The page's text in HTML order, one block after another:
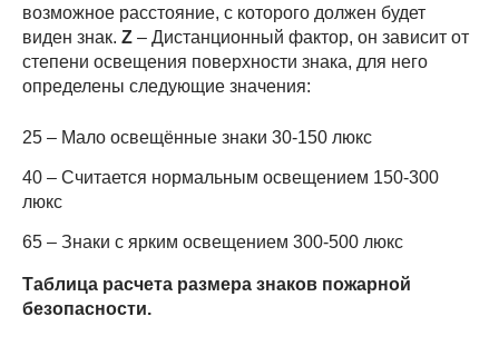
возможное расстояние, с которого должен будет
виден знак. Z – Дистанционный фактор, он зависит от
степени освещения поверхности знака, для него
определены следующие значения:
25 – Мало освещённые знаки 30-150 люкс
40 – Считается нормальным освещением 150-300
люкс
65 – Знаки с ярким освещением 300-500 люкс
Таблица расчета размера знаков пожарной
безопасности.